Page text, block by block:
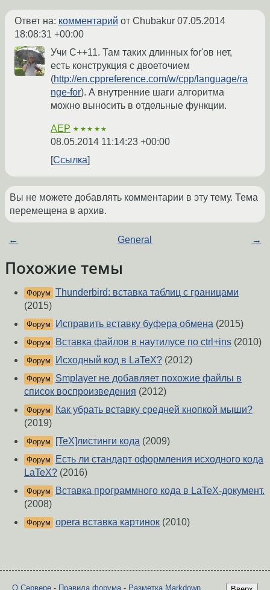
Ответ на: комментарий от Chubakur 07.05.2014
18:08:31 +00:00
Учи C++11. Там таких длинных for'ов нет,
есть конструкция с двоеточием
(http://en.cppreference.com/w/cpp/language/ra
nge-for). А внутренние шаги алгоритма
можно выносить в отдельные функции.
AEP ★★★★★
08.05.2014 11:14:23 +00:00
Ссылка
Вы не можете добавлять комментарии в эту тему. Тема
перемещена в архив.
← General →
Похожие темы
Форум Thunderbird: вставка таблиц с границами
(2015)
Форум Исправить вставку буфера обмена (2015)
Форум Вставка файлов в наутилусе по ctrl+ins (2010)
Форум Исходный код в LaTeX? (2012)
Форум
Smplayer не добавляет похожие файлы в
список воспроизведения (2012)
Форум
Как убрать вставку средней кнопкой мыши?
(2019)
Форум [TeX]листинги кода (2009)
Форум
Есть ли стандарт оформления исходного кода
LaTeX? (2016)
Форум
Вставка программного кода в LaTeX-документ.
(2008)
Форум opera вставка картинок (2010)
О Сервере - Правила форума - Разметка Markdown